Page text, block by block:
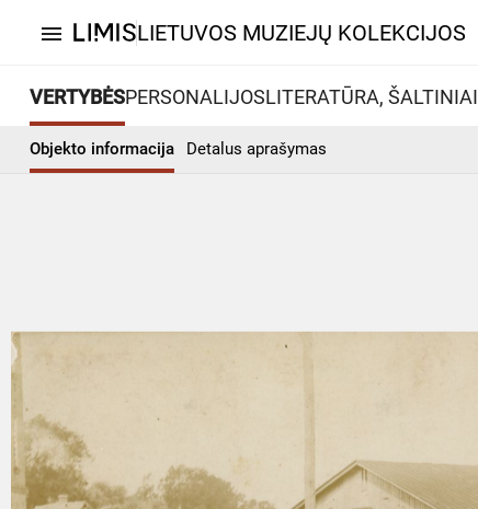
menu LIETUVOS MUZIEJŲ KOLEKCIJOS
VERTYBĖSPERSONALIJOSLITERATŪRA, ŠALTINIAI
Objekto informacija Detalus aprašymas